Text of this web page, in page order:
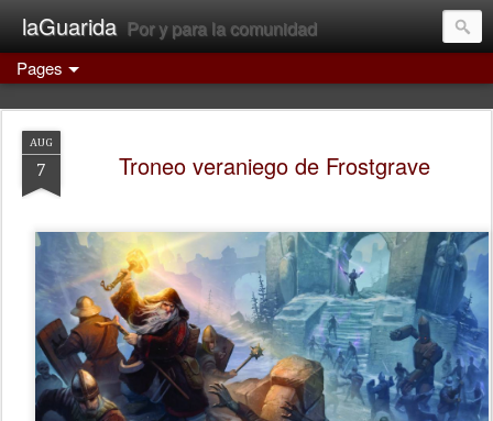
laGuarida Por y para la comunidad
Pages
AUG
7 Troneo veraniego de Frostgrave